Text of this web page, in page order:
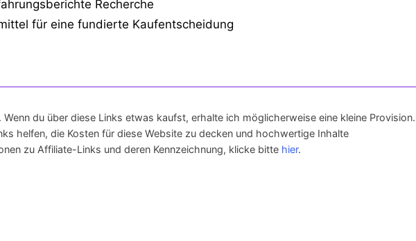
Recherche
für eine fundierte Kaufentscheidung
du über diese Links etwas kaufst, erhalte ich möglicherweise eine kleine Provision.
helfen, die Kosten für diese Website zu decken und hochwertige Inhalte
zu Affiliate-Links und deren Kennzeichnung, klicke bitte hier.